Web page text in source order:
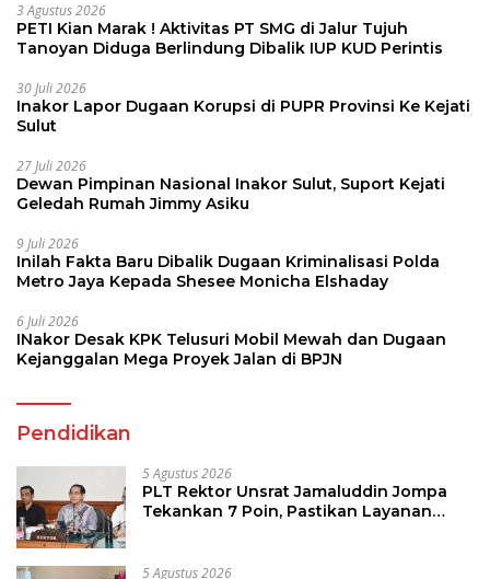
3 Agustus 2026
PETI Kian Marak ! Aktivitas PT SMG di Jalur Tujuh
Tanoyan Diduga Berlindung Dibalik IUP KUD Perintis
30 Juli 2026
Inakor Lapor Dugaan Korupsi di PUPR Provinsi Ke Kejati
Sulut
27 Juli 2026
Dewan Pimpinan Nasional Inakor Sulut, Suport Kejati
Geledah Rumah Jimmy Asiku
9 Juli 2026
Inilah Fakta Baru Dibalik Dugaan Kriminalisasi Polda
Metro Jaya Kepada Shesee Monicha Elshaday
6 Juli 2026
INakor Desak KPK Telusuri Mobil Mewah dan Dugaan
Kejanggalan Mega Proyek Jalan di BPJN
Pendidikan
5 Agustus 2026
PLT Rektor Unsrat Jamaluddin Jompa
Tekankan 7 Poin, Pastikan Layanan
5 Agustus 2026